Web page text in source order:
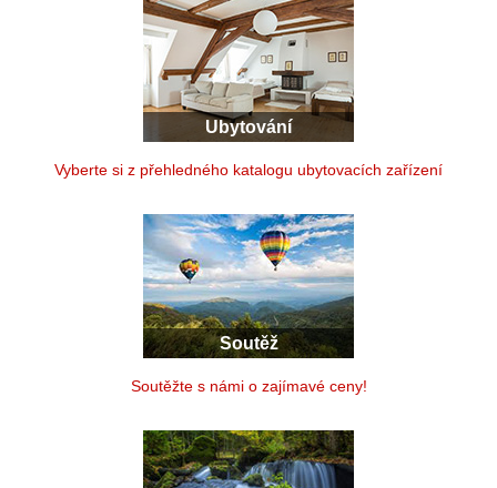
Ubytování
Vyberte si z přehledného katalogu ubytovacích zařízení
Soutěž
Soutěžte s námi o zajímavé ceny!